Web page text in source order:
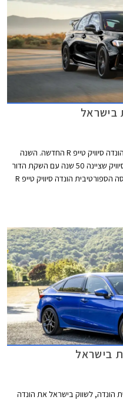
מאיר, יבואנית הונדה, משיקה בישראל את הונדה סיוויק טייפ R החדשה. השנה
שעברה הייתה חגיגית במיוחד עבור הונדה סיוויק שציינה 50 שנה עם השקת הדור
ה- 11 המתיימר להחזיר עטרה ליושנה. הגרסה הספורטיבית הונדה סיוויק טייפ R
בלי סיוע היברידי ובלי הנעה
בישראל
הונדה, לשווק בישראל את הונדה